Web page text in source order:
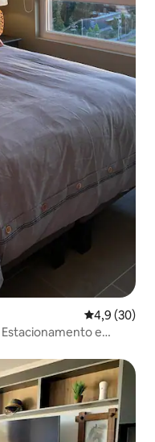
4,9 de uma
4,9 (30)
e